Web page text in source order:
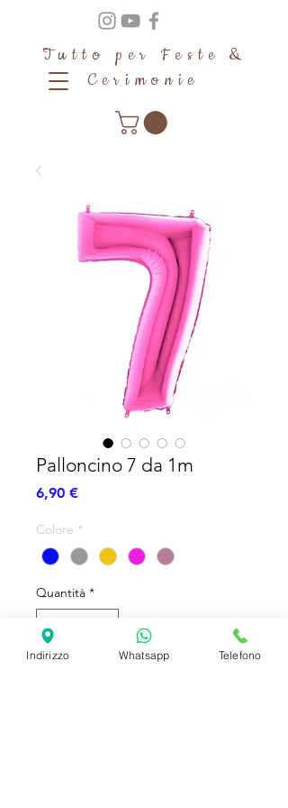
Tutto per Feste &
Cerimonie
Palloncino 7 da 1m
6,90 €Prezzo
Colore *
Quantità *
Indirizzo Whatsapp Telefono